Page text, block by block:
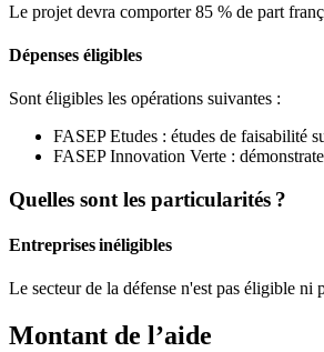
Le projet devra comporter 85 % de part
Dépenses éligibles
Sont éligibles les opérations suivantes :
FASEP Etudes : études de faisabilité
FASEP Innovation Verte :
Quelles sont les particularités ?
Entreprises inéligibles
Le secteur de la défense n'est pas éligible ni
Montant de l’aide